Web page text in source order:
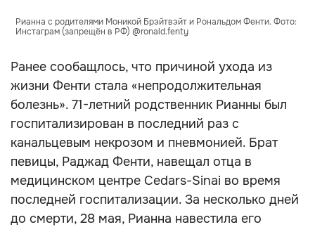
Рианна с родителями Моникой Брэйтвэйт и Рональдом Фенти. Фото:
Инстаграм (запрещён в РФ) @ronald.fenty
Ранее сообащлось, что причиной ухода из
жизни Фенти стала «непродолжительная
болезнь». 71-летний родственник Рианны был
госпитализирован в последний раз с
канальцевым некрозом и пневмонией. Брат
певицы, Раджад Фенти, навещал отца в
медицинском центре Cedars-Sinai во время
последней госпитализации. За несколько дней
до смерти, 28 мая, Рианна навестила его